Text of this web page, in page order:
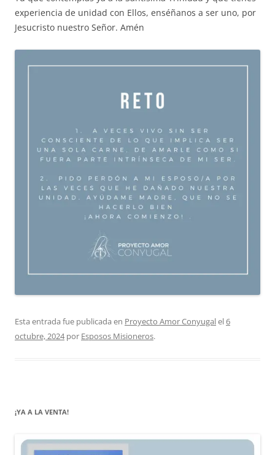
experiencia de unidad con Ellos, enséñanos a ser uno, por
Jesucristo nuestro Señor. Amén
Esta entrada fue publicada en Proyecto Amor Conyugalel6
octubre, 2024por Esposos Misioneros.
¡YA A LA VENTA!